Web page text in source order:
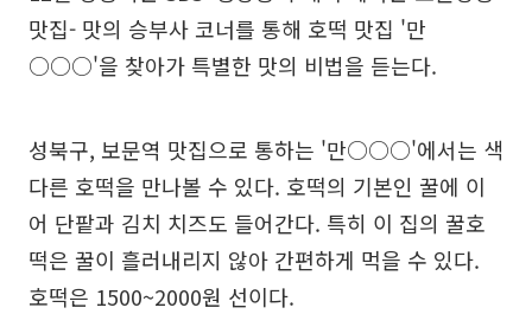
맛집- 맛의 승부사 코너를 통해 호떡 맛집 '만
○○○'을 찾아가 특별한 맛의 비법을 듣는다.
성북구, 보문역 맛집으로 통하는 '만○○○'에서는 색
다른 호떡을 만나볼 수 있다. 호떡의 기본인 꿀에 이
어 단팥과 김치 치즈도 들어간다. 특히 이 집의 꿀호
떡은 꿀이 흘러내리지 않아 간편하게 먹을 수 있다.
호떡은 1500~2000원 선이다.